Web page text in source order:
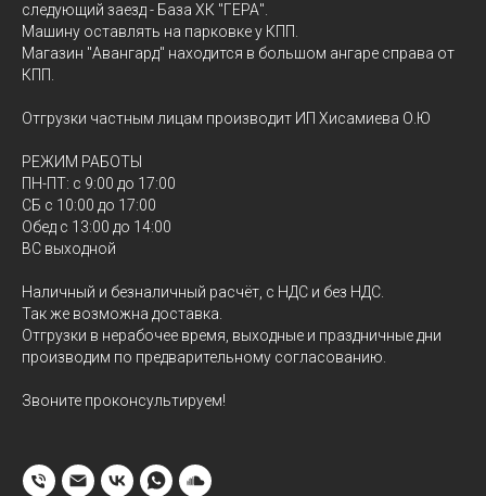
следующий заезд - База ХК "ГЕРА".
Машину оставлять на парковке у КПП.
Магазин "Авангард" находится в большом ангаре справа от
КПП.
Отгрузки частным лицам производит ИП Хисамиева О.Ю
РЕЖИМ РАБОТЫ
ПН-ПТ: с 9:00 до 17:00
СБ с 10:00 до 17:00
Обед с 13:00 до 14:00
ВС выходной
Наличный и безналичный расчёт, с НДС и без НДС.
Так же возможна доставка.
Отгрузки в нерабочее время, выходные и праздничные дни
производим по предварительному согласованию.
Звоните проконсультируем!